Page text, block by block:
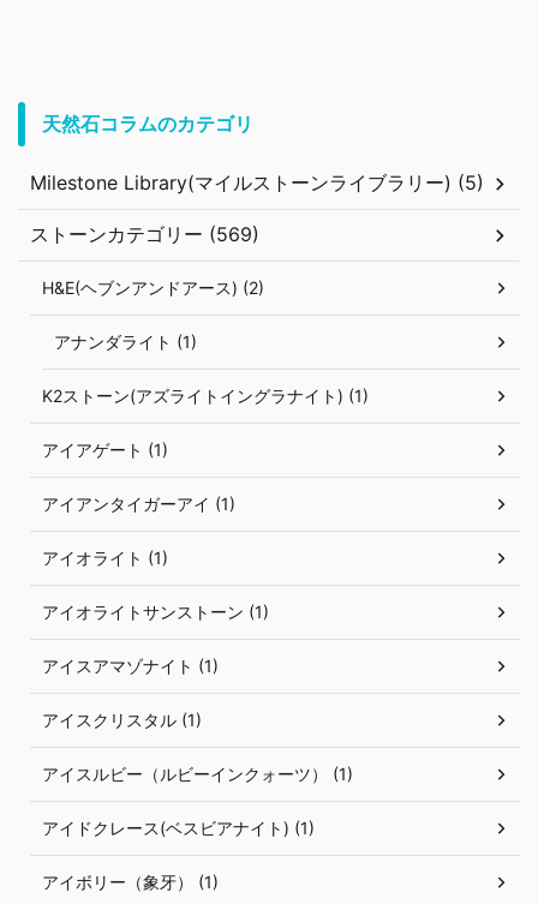
天然石コラムのカテゴリ
Milestone Library(マイルストーンライブラリー) (5)
ストーンカテゴリー (569)
H&E(ヘブンアンドアース) (2)
アナンダライト (1)
K2ストーン(アズライトイングラナイト) (1)
アイアゲート (1)
アイアンタイガーアイ (1)
アイオライト (1)
アイオライトサンストーン (1)
アイスアマゾナイト (1)
アイスクリスタル (1)
アイスルビー（ルビーインクォーツ） (1)
アイドクレース(ベスビアナイト) (1)
アイボリー（象牙） (1)